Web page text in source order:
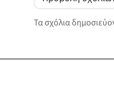
Τα σχόλια